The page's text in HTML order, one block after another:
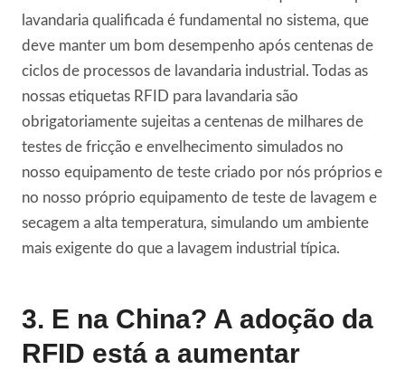
lavandaria qualificada é fundamental no sistema, que
deve manter um bom desempenho após centenas de
ciclos de processos de lavandaria industrial. Todas as
nossas etiquetas RFID para lavandaria são
obrigatoriamente sujeitas a centenas de milhares de
testes de fricção e envelhecimento simulados no
nosso equipamento de teste criado por nós próprios e
no nosso próprio equipamento de teste de lavagem e
secagem a alta temperatura, simulando um ambiente
mais exigente do que a lavagem industrial típica.
3. E na China? A adoção da
RFID está a aumentar